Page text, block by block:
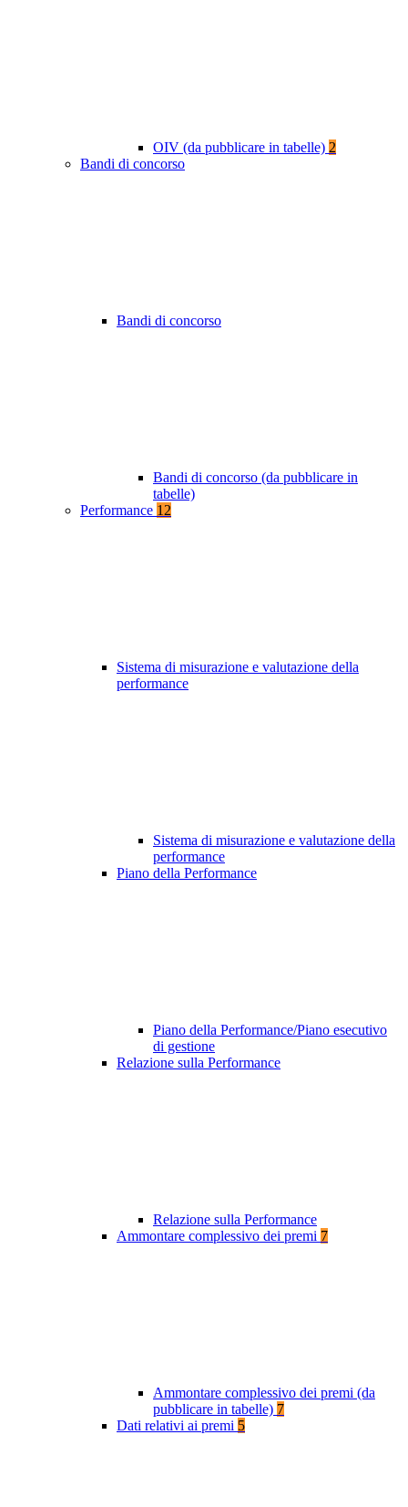
OIV (da pubblicare in tabelle) 2
Bandi di concorso
Bandi di concorso
Bandi di concorso (da pubblicare in
tabelle)
Performance 12
Sistema di misurazione e valutazione della
performance
Sistema di misurazione e valutazione della
performance
Piano della Performance
Piano della Performance/Piano esecutivo
di gestione
Relazione sulla Performance
Relazione sulla Performance
Ammontare complessivo dei premi 7
Ammontare complessivo dei premi (da
pubblicare in tabelle) 7
Dati relativi ai premi 5